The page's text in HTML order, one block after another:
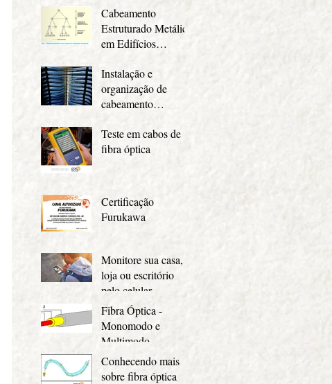
Cabeamento
Estruturado Metálico
em Edifícios
Instalação e
organização de
cabeamento
Teste em cabos de
fibra óptica
Certificação
Furukawa
Monitore sua casa,
loja ou escritório
pelo celular
Fibra Óptica -
Monomodo e
Multimodo
Conhecendo mais
sobre fibra óptica